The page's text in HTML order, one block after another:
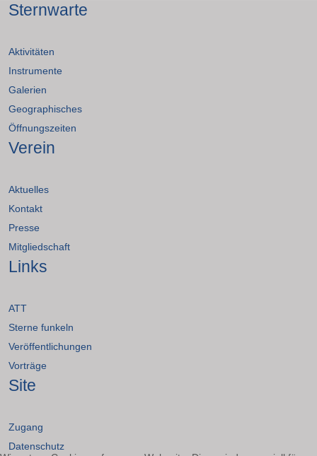
Sternwarte
Aktivitäten
Instrumente
Galerien
Geographisches
Öffnungszeiten
Verein
Aktuelles
Kontakt
Presse
Mitgliedschaft
Links
ATT
Sterne funkeln
Veröffentlichungen
Vorträge
Site
Zugang
Datenschutz